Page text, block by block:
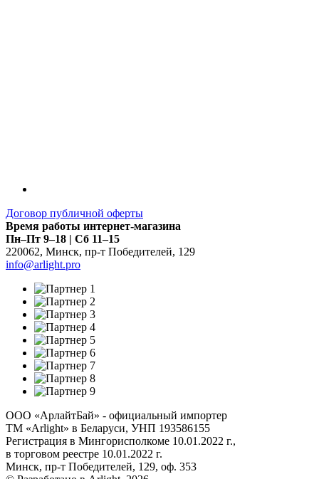
Договор публичной оферты
Время работы интернет-магазина
Пн–Пт 9–18 | Сб 11–15
220062, Минск, пр-т Победителей, 129
info@arlight.pro
ООО «АрлайтБай» - официальный импортер
ТМ «Arlight» в Беларуси, УНП 193586155
Регистрация в Мингорисполкоме 10.01.2022 г.,
в торговом реестре 10.01.2022 г.
Минск, пр-т Победителей, 129, оф. 353